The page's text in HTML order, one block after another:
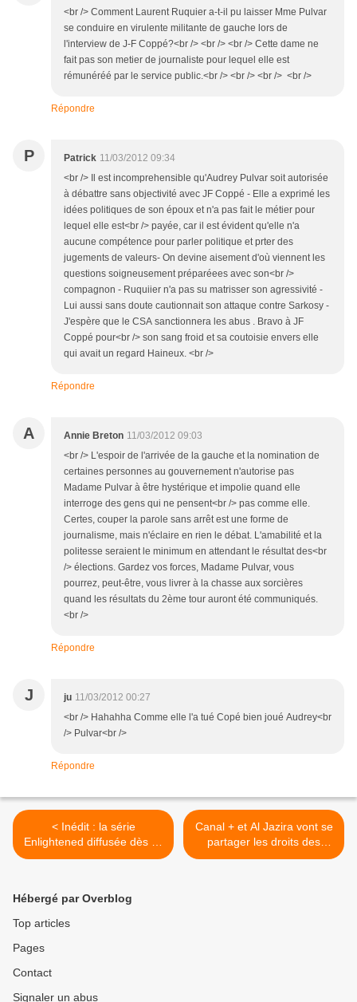
<br /> Comment Laurent Ruquier a-t-il pu laisser Mme Pulvar
se conduire en virulente militante de gauche lors de
l'interview de J-F Coppé?<br /> <br /> <br /> Cette dame ne
fait pas son metier de journaliste pour lequel elle est
rémunéréé par le service public.<br /> <br /> <br /> <br />
Répondre
P Patrick 11/03/2012 09:34
<br /> Il est incomprehensible qu'Audrey Pulvar soit autorisée
à débattre sans objectivité avec JF Coppé - Elle a exprimé les
idées politiques de son époux et n'a pas fait le métier pour
lequel elle est<br /> payée, car il est évident qu'elle n'a
aucune compétence pour parler politique et prter des
jugements de valeurs- On devine aisement d'où viennent les
questions soigneusement préparéees avec son<br />
compagnon - Ruquiier n'a pas su matrisser son agressivité -
Lui aussi sans doute cautionnait son attaque contre Sarkosy -
J'espère que le CSA sanctionnera les abus . Bravo à JF
Coppé pour<br /> son sang froid et sa coutoisie envers elle
qui avait un regard Haineux. <br />
Répondre
A Annie Breton 11/03/2012 09:03
<br /> L'espoir de l'arrivée de la gauche et la nomination de
certaines personnes au gouvernement n'autorise pas
Madame Pulvar à être hystérique et impolie quand elle
interroge des gens qui ne pensent<br /> pas comme elle.
Certes, couper la parole sans arrêt est une forme de
journalisme, mais n'éclaire en rien le débat. L'amabilité et la
politesse seraient le minimum en attendant le résultat des<br
/> élections. Gardez vos forces, Madame Pulvar, vous
pourrez, peut-être, vous livrer à la chasse aux sorcières
quand les résultats du 2ème tour auront été communiqués.
<br />
Répondre
J ju 11/03/2012 00:27
<br /> Hahahha Comme elle l'a tué Copé bien joué Audrey<br
/> Pulvar<br />
Répondre
< Inédit : la série
Enlightened diffusée dès ce
10 mars.
Canal + et Al Jazira vont se
partager les droits des
championnats d’Italie et
Hébergé par Overblog
Top articles
Pages
Contact
Signaler un abus